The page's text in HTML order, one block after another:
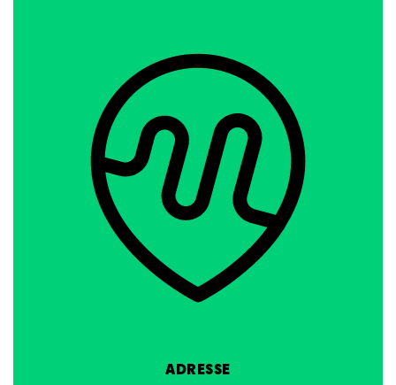
ADRESSE